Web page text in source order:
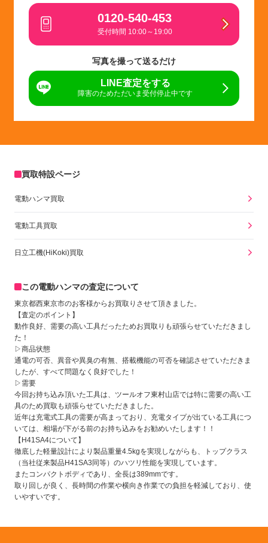
0120-540-453
受付時間 10:00～19:00
写真を撮って送るだけ
LINE査定をする
障害のためただいま受付停止中です
買取特設ページ
電動ハンマ買取
電動工具買取
日立工機(HiKoki)買取
この電動ハンマの査定について
東京都西東京市のお客様からお買取りさせて頂きました。
【査定のポイント】
動作良好、需要の高い工具だったためお買取りも頑張らせていただきまし
た！
▷商品状態
通電の可否、異音や異臭の有無、搭載機能の可否を確認させていただきま
したが、すべて問題なく良好でした！
▷需要
今回お持ち込み頂いた工具は、ツールオフ東村山店では特に需要の高い工
具のため買取も頑張らせていただきました。
近年は充電式工具の需要が高まっており、充電タイプが出ている工具につ
いては、相場が下がる前のお持ち込みをお勧めいたします！！
【H41SA4について】
徹底した軽量設計により製品重量4.5kgを実現しながらも、トップクラス
（当社従来製品H41SA3同等）のハツリ性能を実現しています。
またコンパクトボディであり、全長は389mmです。
取り回しが良く、長時間の作業や横向き作業での負担を軽減しており、使
いやすいです。